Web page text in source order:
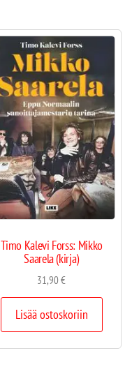
Timo Kalevi Forss: Mikko
Saarela (kirja)
31,90€
Lisää ostoskoriin